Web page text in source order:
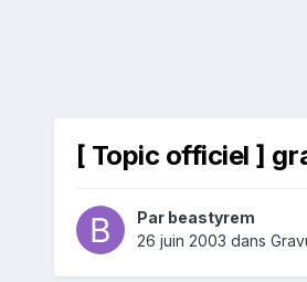
[ Topic officiel ]
Par beastyrem
26 juin 2003 dans